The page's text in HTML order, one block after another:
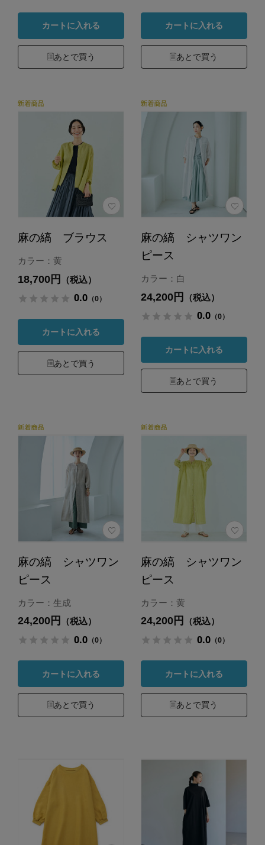
カートに入れる
あとで買う
カートに入れる
あとで買う
麻の縞 ブラウス
カラー：黄
18,700円 （税込）
0.0（0）
カートに入れる
あとで買う
麻の縞 シャツワン
ピース
カラー：白
24,200円 （税込）
0.0（0）
カートに入れる
あとで買う
麻の縞 シャツワン
ピース
カラー：生成
24,200円 （税込）
0.0（0）
カートに入れる
あとで買う
麻の縞 シャツワン
ピース
カラー：黄
24,200円 （税込）
0.0（0）
カートに入れる
あとで買う